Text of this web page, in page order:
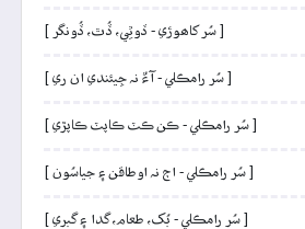
[ سُر کاھوڙي - ڏوٿِي، ڏُٿ، ڏُونگر ]
[ سُر رامڪلي - آءٌ نہ جِيئندي ان ري ]
[ سُر رامڪلي - ڪن ڪٽ ڪاپٽ ڪاپڙي ]
[ سُر رامڪلي - اڄ نہ اوطاقن ۽ جياسُون ]
[ سُر رامڪلي - بُک، طعام، گدا ۽ گبري ]